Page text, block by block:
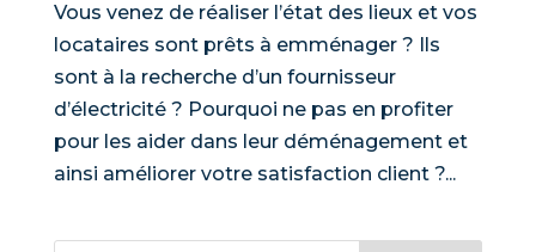
Vous venez de réaliser l’état des lieux et vos
locataires sont prêts à emménager ? Ils
sont à la recherche d’un fournisseur
d’électricité ? Pourquoi ne pas en profiter
pour les aider dans leur déménagement et
ainsi améliorer votre satisfaction client ?...